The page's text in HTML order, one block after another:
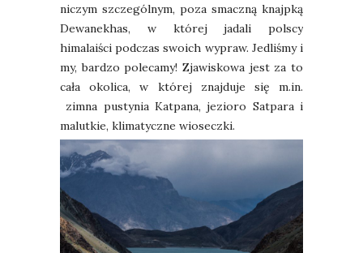
niczym szczególnym, poza smaczną knajpką
Dewanekhas, w której jadali polscy
himalaiści podczas swoich wypraw. Jedliśmy i
my, bardzo polecamy! Zjawiskowa jest za to
cała okolica, w której znajduje się m.in.
zimna pustynia Katpana, jezioro Satpara i
malutkie, klimatyczne wioseczki.